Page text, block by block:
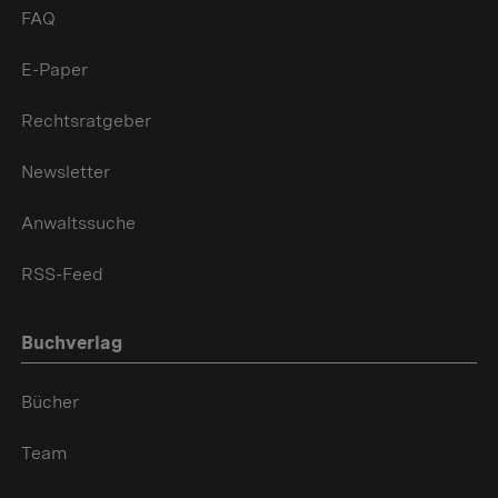
FAQ
E-Paper
Rechtsratgeber
Newsletter
Anwaltssuche
RSS-Feed
Buchverlag
Bücher
Team